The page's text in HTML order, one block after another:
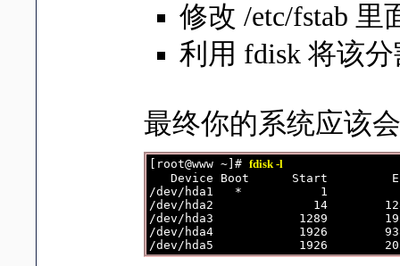
修改 /etc/fstab
利用 fdisk 将该
最终你的系统应该
[root@www ~]# fdisk -l
Device Boot      Start
/dev/hda1   *           1
/dev/hda2              14
/dev/hda3            1289
/dev/hda4            1926